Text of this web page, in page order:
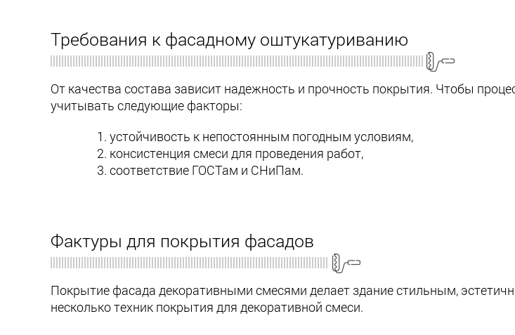
Требования к фасадному оштукатуриванию
От качества состава зависит надежность и прочность покрытия. Чтобы
учитывать следующие факторы:
устойчивость к непостоянным погодным условиям,
консистенция смеси для проведения работ,
соответствие ГОСТам и СНиПам.
Фактуры для покрытия фасадов
Покрытие фасада декоративными смесями делает здание стильным,
несколько техник покрытия для декоративной смеси.